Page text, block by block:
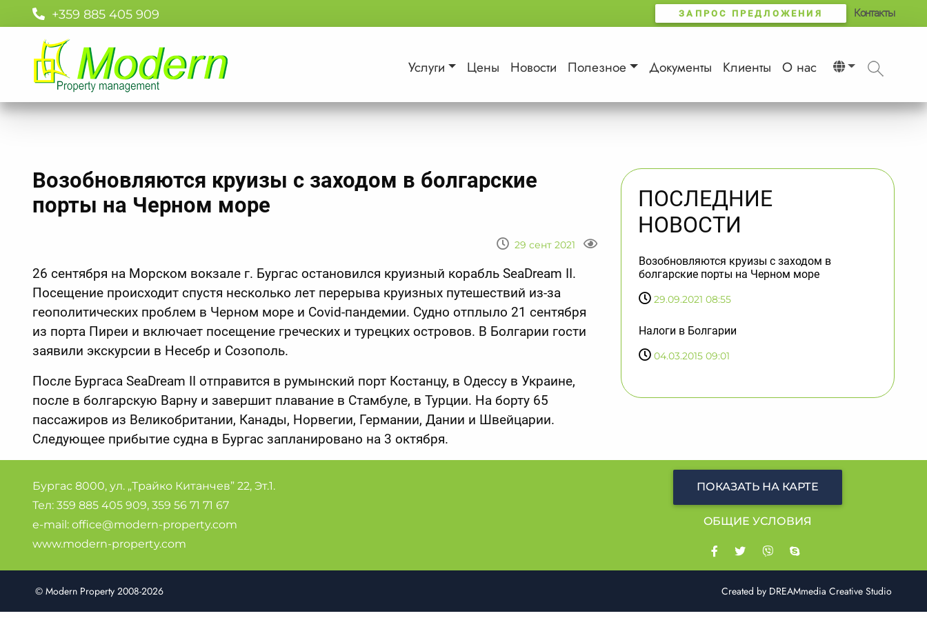
+359 885 405 909 ЗАПРОС ПРЕДЛОЖЕНИЯ Контакты
Услуги Цены Новости Полезное Документы Клиенты О нас
Возобновляются круизы с заходом в болгарские
порты на Черном море
29 сент 2021
26 сентября на Морском вокзале г. Бургас остановился круизный корабль SeaDream II.
Посещение происходит спустя несколько лет перерыва круизных путешествий из-за
геополитических проблем в Черном море и Covid-пандемии. Судно отплыло 21 сентября
из порта Пиреи и включает посещение греческих и турецких островов. В Болгарии гости
заявили экскурсии в Несебр и Созополь.
После Бургаса SeaDream II отправится в румынский порт Костанцу, в Одессу в Украине,
после в болгарскую Варну и завершит плавание в Стамбуле, в Турции. На борту 65
пассажиров из Великобритании, Канады, Норвегии, Германии, Дании и Швейцарии.
Следующее прибытие судна в Бургас запланировано на 3 октября.
ПОСЛЕДНИЕ
НОВОСТИ
Возобновляются круизы с заходом в
болгарские порты на Черном море
29.09.2021 08:55
Налоги в Болгарии
04.03.2015 09:01
Бургас 8000, ул. „Трайко Китанчев” 22, Эт.1.
Тел: 359 885 405 909, 359 56 71 71 67
e-mail: office@modern-property.com
www.modern-property.com
ПОКАЗАТЬ НА КАРТЕ
OБЩИЕ УСЛОВИЯ
© Modern Property 2008-2026 Created by DREAMmedia Creative Studio